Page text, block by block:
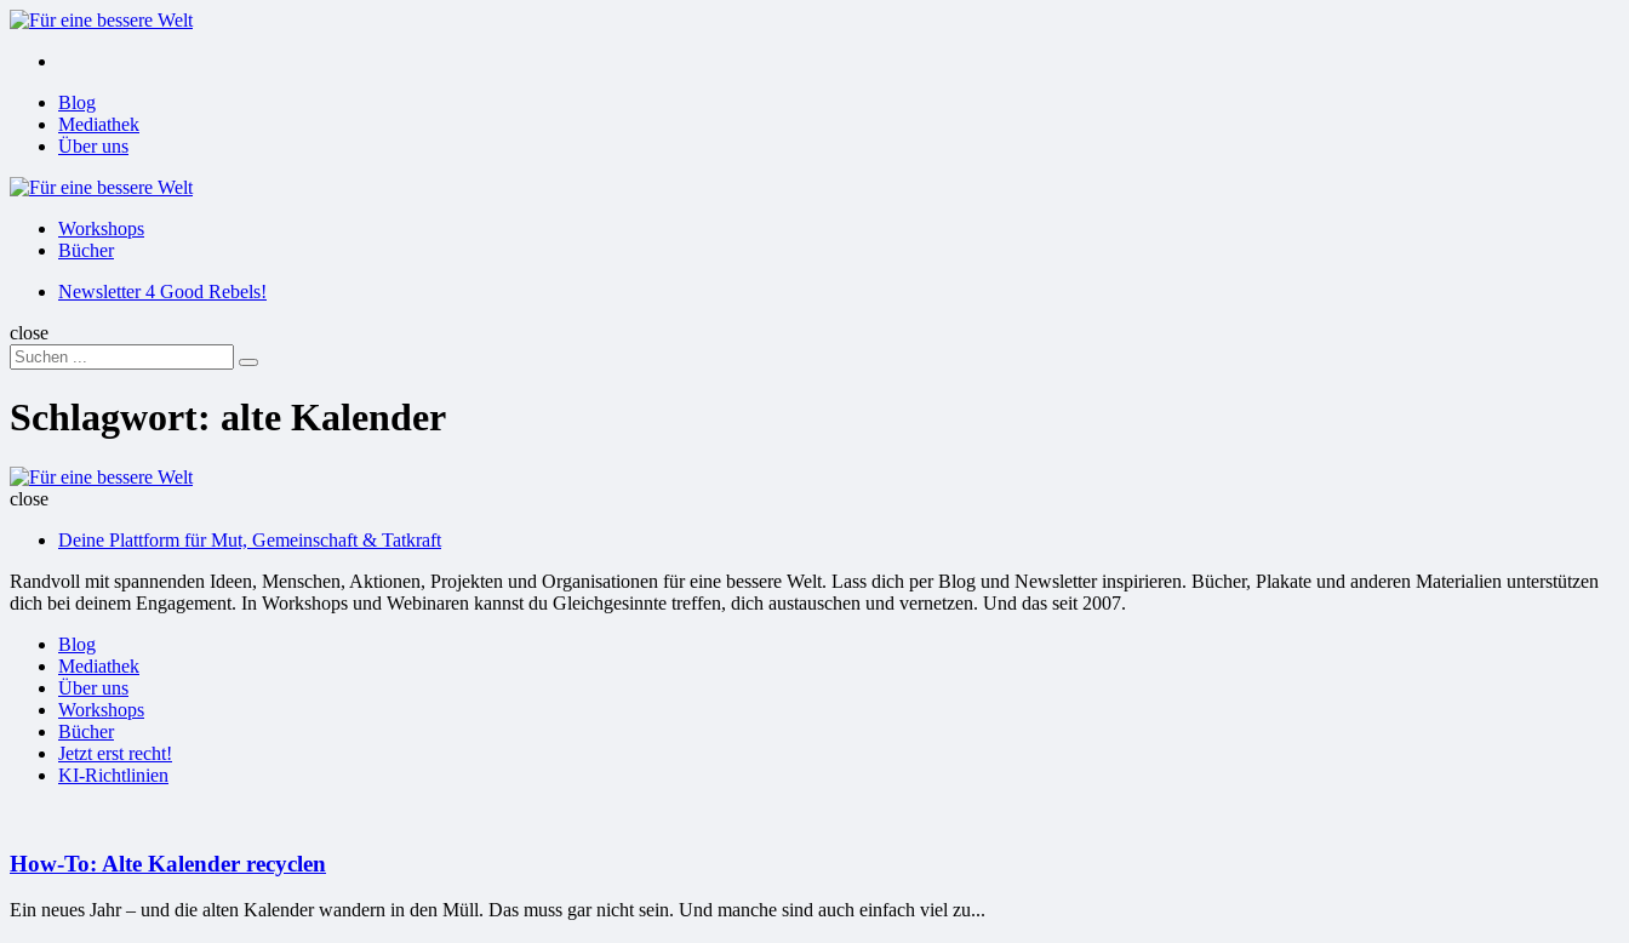
Menu
Menu
Blog
Mediathek
Über uns
Für
Workshops
Bücher
SuchenNewsletter 4 Good Rebels!
close
Search
for:
Suchen
Schlagwort: alte Kalender
Für
Welt
close
Deine Plattform für Mut, Gemeinschaft & Tatkraft
Randvoll mit spannenden Ideen, Menschen, Aktionen, Projekten und Organisationen für eine bessere Welt. Lass dich per Blog und Newsletter inspirieren. Bücher, Plakate und anderen Materialien unterstützen
dich bei deinem Engagement. In Workshops und Webinaren kannst du Gleichgesinnte treffen, dich austauschen und vernetzen. Und das seit 2007.
Blog
Mediathek
Über uns
Workshops
Bücher
Jetzt erst recht!
KI-Richtlinien
How-To: Alte Kalender recyclen
Ein neues Jahr – und die alten Kalender wandern in den Müll. Das muss gar nicht sein. Und manche sind auch einfach viel zu...